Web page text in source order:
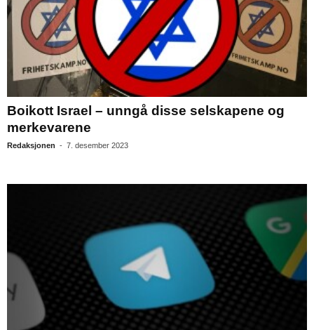
Boikott Israel – unngå disse selskapene og
merkevarene
Redaksjonen - 7. desember 2023